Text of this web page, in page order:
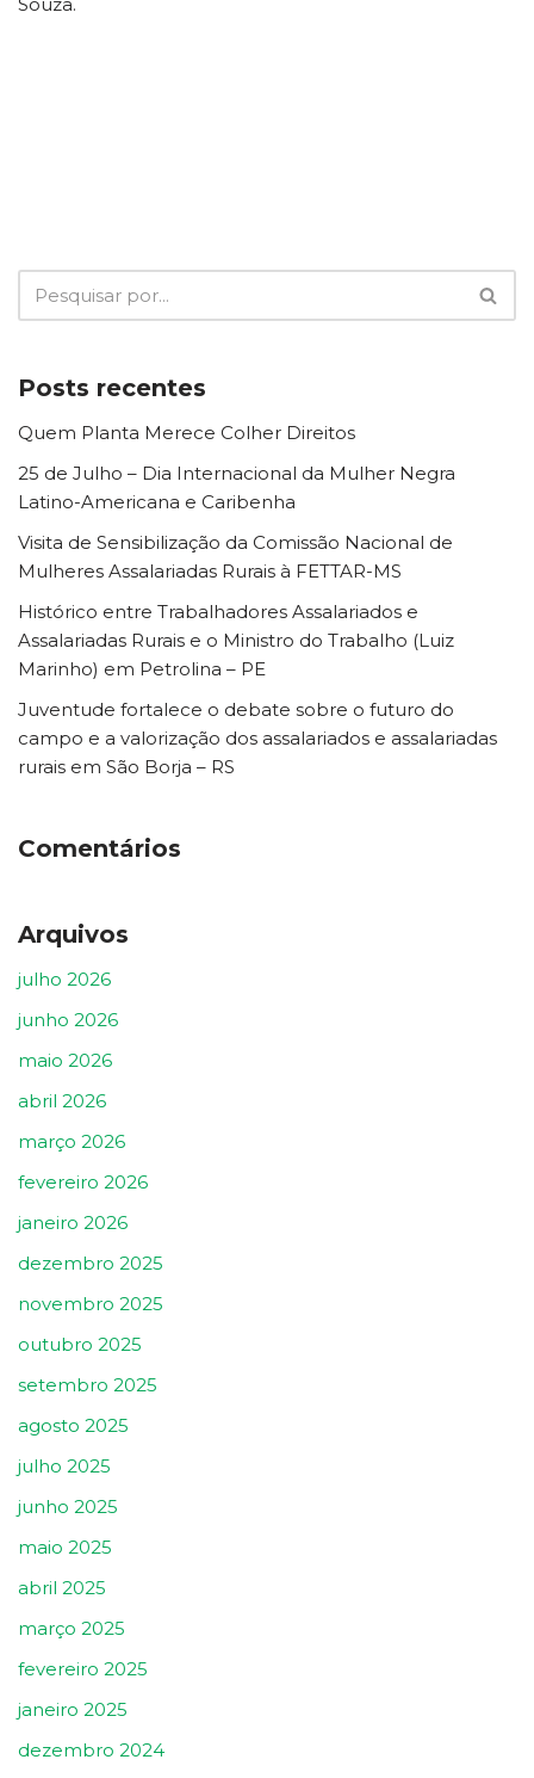
Posts recentes
Quem Planta Merece Colher Direitos
25 de Julho – Dia Internacional da Mulher Negra
Latino-Americana e Caribenha
Visita de Sensibilização da Comissão Nacional de
Mulheres Assalariadas Rurais à FETTAR-MS
Histórico entre Trabalhadores Assalariados e
Assalariadas Rurais e o Ministro do Trabalho (Luiz
Marinho) em Petrolina – PE
Juventude fortalece o debate sobre o futuro do
campo e a valorização dos assalariados e assalariadas
rurais em São Borja – RS
Comentários
Arquivos
julho 2026
junho 2026
maio 2026
abril 2026
março 2026
fevereiro 2026
janeiro 2026
dezembro 2025
novembro 2025
outubro 2025
setembro 2025
agosto 2025
julho 2025
junho 2025
maio 2025
abril 2025
março 2025
fevereiro 2025
janeiro 2025
dezembro 2024